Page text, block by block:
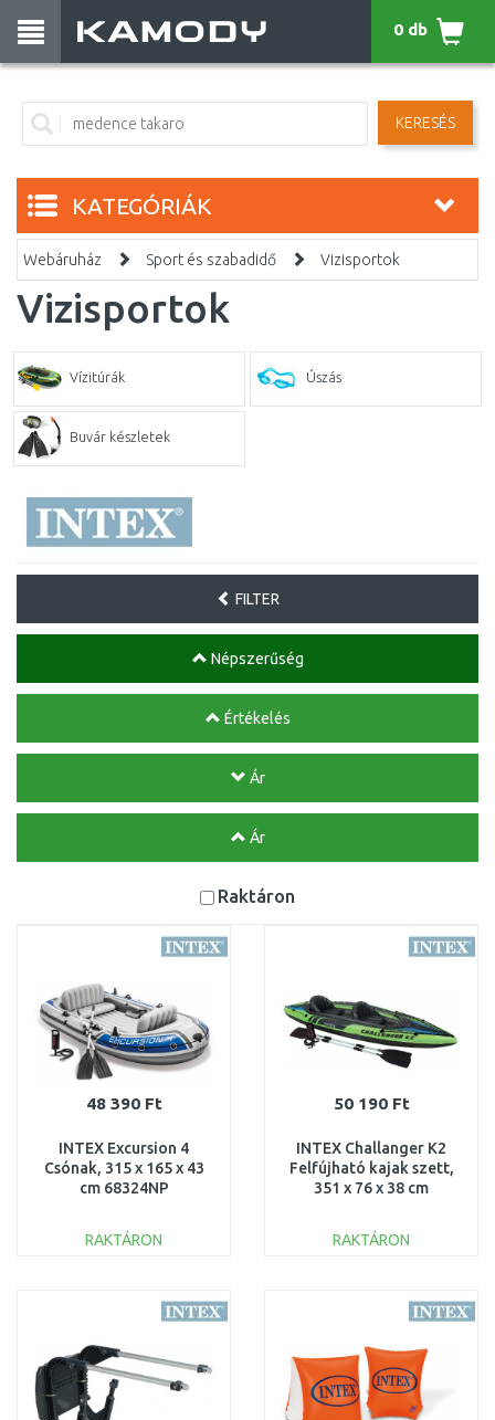
KERESÉS
0 db
KATEGÓRIÁK
Webáruház Sport és szabadidő Vizisportok
Vizisportok
Vízitúrák Úszás
Buvár készletek
FILTER
Népszerűség
Értékelés
Ár
Ár
Raktáron
48 390 Ft
INTEX Excursion 4
Csónak, 315 x 165 x 43
cm 68324NP
RAKTÁRON
Összehasonlítás
50 190 Ft
INTEX Challanger K2
Felfújható kajak szett,
351 x 76 x 38 cm
RAKTÁRON
Összehasonlítás